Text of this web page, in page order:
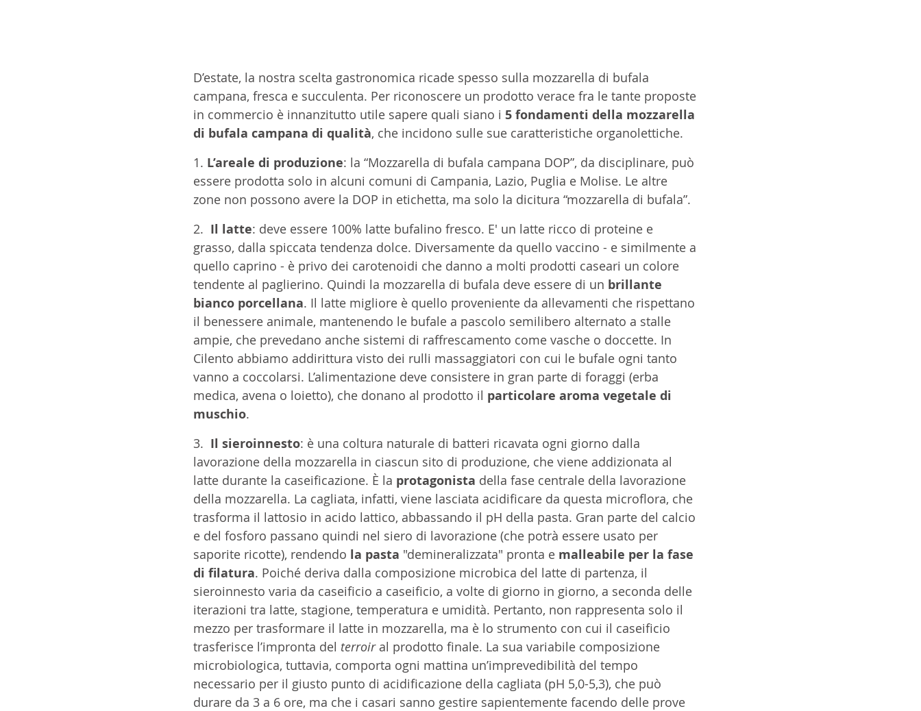
D’estate, la nostra scelta gastronomica ricade spesso sulla mozzarella di bufala
campana, fresca e succulenta. Per riconoscere un prodotto verace fra le tante proposte
in commercio è innanzitutto utile sapere quali siano i 5 fondamenti della mozzarella
di bufala campana di qualità, che incidono sulle sue caratteristiche organolettiche.
1. L’areale di produzione: la “Mozzarella di bufala campana DOP”, da disciplinare, può
essere prodotta solo in alcuni comuni di Campania, Lazio, Puglia e Molise. Le altre
zone non possono avere la DOP in etichetta, ma solo la dicitura “mozzarella di bufala”.
2. Il latte: deve essere 100% latte bufalino fresco. E' un latte ricco di proteine e
grasso, dalla spiccata tendenza dolce. Diversamente da quello vaccino - e similmente a
quello caprino - è privo dei carotenoidi che danno a molti prodotti caseari un colore
tendente al paglierino. Quindi la mozzarella di bufala deve essere di un brillante
bianco porcellana. Il latte migliore è quello proveniente da allevamenti che rispettano
il benessere animale, mantenendo le bufale a pascolo semilibero alternato a stalle
ampie, che prevedano anche sistemi di raffrescamento come vasche o doccette. In
Cilento abbiamo addirittura visto dei rulli massaggiatori con cui le bufale ogni tanto
vanno a coccolarsi. L’alimentazione deve consistere in gran parte di foraggi (erba
medica, avena o loietto), che donano al prodotto il particolare aroma vegetale di
muschio.
3. Il sieroinnesto: è una coltura naturale di batteri ricavata ogni giorno dalla
lavorazione della mozzarella in ciascun sito di produzione, che viene addizionata al
latte durante la caseificazione. È la protagonista della fase centrale della lavorazione
della mozzarella. La cagliata, infatti, viene lasciata acidificare da questa microflora, che
trasforma il lattosio in acido lattico, abbassando il pH della pasta. Gran parte del calcio
e del fosforo passano quindi nel siero di lavorazione (che potrà essere usato per
saporite ricotte), rendendo la pasta "demineralizzata" pronta e malleabile per la fase
di filatura. Poiché deriva dalla composizione microbica del latte di partenza, il
sieroinnesto varia da caseificio a caseificio, a volte di giorno in giorno, a seconda delle
iterazioni tra latte, stagione, temperatura e umidità. Pertanto, non rappresenta solo il
mezzo per trasformare il latte in mozzarella, ma è lo strumento con cui il caseificio
trasferisce l’impronta del terroir al prodotto finale. La sua variabile composizione
microbiologica, tuttavia, comporta ogni mattina un’imprevedibilità del tempo
necessario per il giusto punto di acidificazione della cagliata (pH 5,0-5,3), che può
durare da 3 a 6 ore, ma che i casari sanno gestire sapientemente facendo delle prove